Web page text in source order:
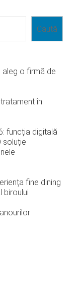
Caută
aleg o firmă de
în
funcția digitală
soluție
fine dining
biroului